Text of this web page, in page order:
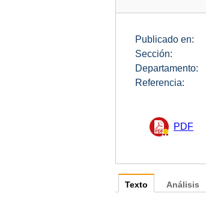
Publicado en:
Sección:
Departamento:
Referencia:
PDF
Texto Análisis